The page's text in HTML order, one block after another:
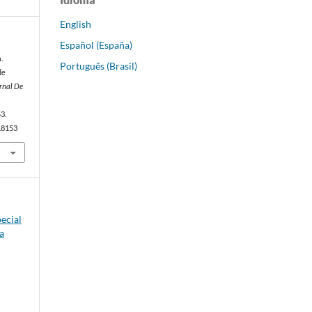
De
English
Español (España)
Português (Brasil)